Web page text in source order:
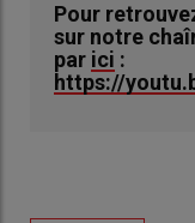
Pour
sur notre
par ici :
https://